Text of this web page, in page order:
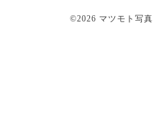
©2026 マツモト写真